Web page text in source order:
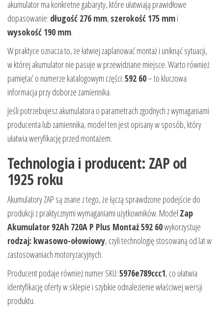
akumulator ma konkretne gabaryty, które ułatwiają prawidłowe
dopasowanie: długość 276 mm, szerokość 175 mmi
wysokość 190 mm.
W praktyce oznacza to, że łatwiej zaplanować montaż i uniknąć sytuacji,
w której akumulator nie pasuje w przewidziane miejsce. Warto również
pamiętać o numerze katalogowym części:592 60– to kluczowa
informacja przy doborze zamiennika.
Jeśli potrzebujesz akumulatora o parametrach zgodnych z wymaganiami
producenta lub zamiennika, model ten jest opisany w sposób, który
ułatwia weryfikację przed montażem.
Technologia i producent: ZAP od
1925 roku
Akumulatory ZAP są znane z tego, że łączą sprawdzone podejście do
produkcji z praktycznymi wymaganiami użytkowników. Model Zap
Akumulator 92Ah 720A P Plus Montaż 592 60wykorzystuje
rodzaj: kwasowo-ołowiowy, czyli technologię stosowaną od lat w
zastosowaniach motoryzacyjnych.
Producent podaje również numer SKU:5976e789ccc1, co ułatwia
identyfikację oferty w sklepie i szybkie odnalezienie właściwej wersji
produktu.